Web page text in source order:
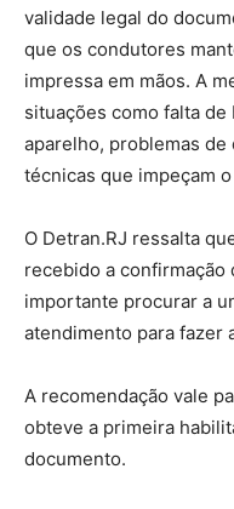
validade legal do
que os condutores
impressa em mãos. A
situações como falta
aparelho, problemas
técnicas que impeçam
O Detran.RJ ressalta
recebido a confirmação
importante procurar a
atendimento para fazer
A recomendação vale
obteve a primeira
documento.